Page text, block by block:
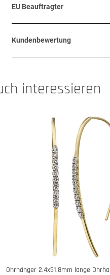
EU Beauftragter
Kundenbewertung
interessieren
Ohrhänger 2,4x51,8mm lange